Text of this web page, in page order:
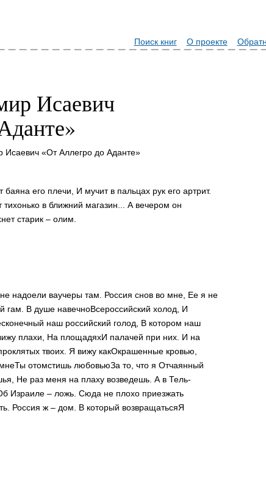
Поиск книг О проекте
Исаевич
Исаевич «От Аллегро до Аданте»
баяна его плечи, И мучит в пальцах рук его артрит.
тихонько в ближний магазин... А вечером он
старик – олим.
надоели ваучеры там. Россия снов во мне, Ее я не
гам. В душе навечноВсероссийский холод, И
наш российский голод, В котором наш
плахи, На площадяхИ палачей при них. И на
твоих. Я вижу какОкрашенные кровью,
Ты отомстишь любовьюЗа то, что я Отчаянный
Не раз меня на плаху возведешь. А в Тель-
Израиле – ложь. Сюда не плохо приезжать
Россия ж – дом. В который возвращатьсяЯ